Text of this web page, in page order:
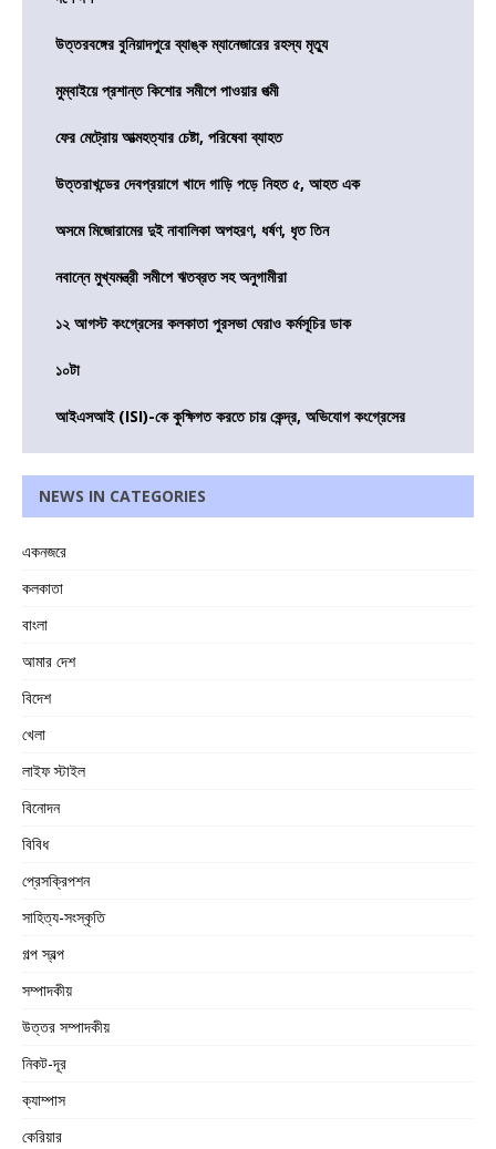
উত্তরবঙ্গের বুনিয়াদপুরে ব্যাঙ্ক ম্যানেজারের রহস্য মৃত্যু
মুম্বাইয়ে প্রশান্ত কিশোর সমীপে পাওয়ার পত্মী
ফের মেট্রোয় আত্মহত্যার চেষ্টা, পরিষেবা ব্যাহত
উত্তরাখন্ডের দেবপ্রয়াগে খাদে গাড়ি পড়ে নিহত ৫, আহত এক
অসমে মিজোরামের দুই নাবালিকা অপহরণ, ধর্ষণ, ধৃত তিন
নবান্নে মুখ্যমন্ত্রী সমীপে ঋতব্রত সহ অনুগামীরা
১২ আগস্ট কংগ্রেসের কলকাতা পুরসভা ঘেরাও কর্মসূচির ডাক
১০টা
আইএসআই (ISI)-কে কুক্ষিগত করতে চায় কেন্দ্র, অভিযোগ কংগ্রেসের
NEWS IN CATEGORIES
একনজরে
কলকাতা
বাংলা
আমার দেশ
বিদেশ
খেলা
লাইফ স্টাইল
বিনোদন
বিবিধ
প্রেসক্রিপশন
সাহিত্য-সংস্কৃতি
গল্প স্বল্প
সম্পাদকীয়
উত্তর সম্পাদকীয়
নিকট-দূর
ক্যাম্পাস
কেরিয়ার